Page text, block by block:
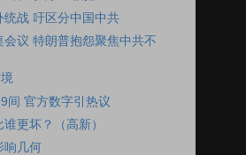
统战 吁区分中国中共
议 特朗普抱怨聚焦中共不
间 官方数字引热议
更坏？（高新）
响几何